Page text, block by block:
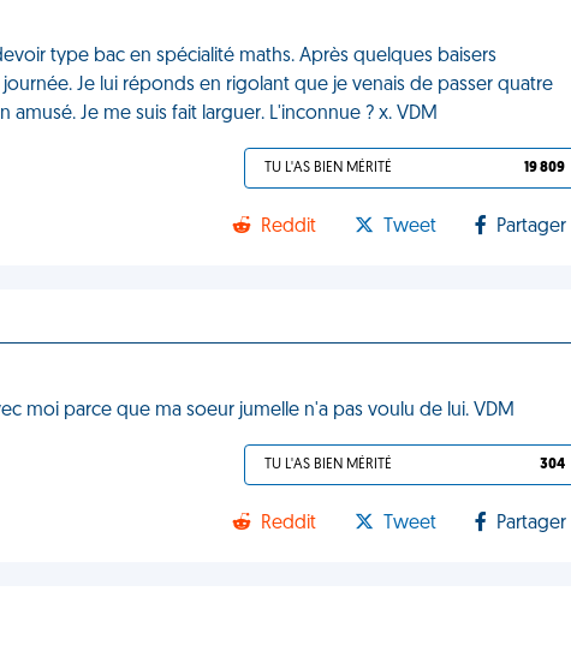
type bac en spécialité maths. Après quelques baisers
Je lui réponds en rigolant que je venais de passer quatre
Je me suis fait larguer. L'inconnue ? x. VDM
TU L'AS BIEN MÉRITÉ 19 809
Reddit Tweet Partager
moi parce que ma soeur jumelle n'a pas voulu de lui. VDM
TU L'AS BIEN MÉRITÉ 304
Reddit Tweet Partager